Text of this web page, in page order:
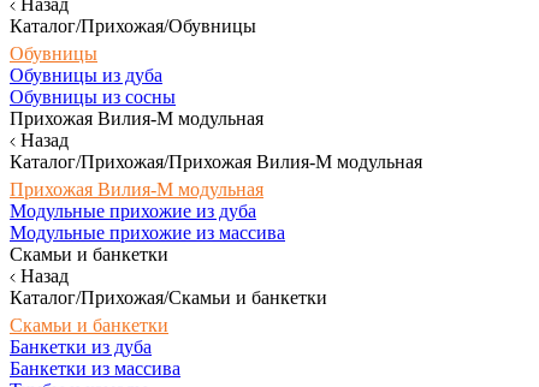
Назад
Каталог/Прихожая/Обувницы
Обувницы
Обувницы из дуба
Обувницы из сосны
Прихожая Вилия-М модульная
Назад
Каталог/Прихожая/Прихожая Вилия-М модульная
Прихожая Вилия-М модульная
Модульные прихожие из дуба
Модульные прихожие из массива
Скамьи и банкетки
Назад
Каталог/Прихожая/Скамьи и банкетки
Скамьи и банкетки
Банкетки из дуба
Банкетки из массива